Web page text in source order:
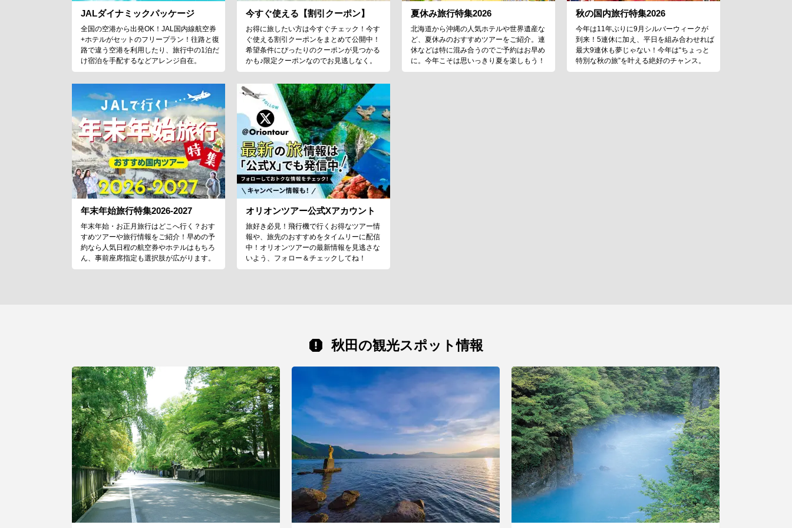
JALダイナミックパッケージ
全国の空港から出発OK！JAL国内線航空券
+ホテルがセットのフリープラン！往路と復
路で違う空港を利用したり、旅行中の1泊だ
け宿泊を手配するなどアレンジ自在。
今すぐ使える【割引クーポン】
お得に旅したい方は今すぐチェック！今す
ぐ使える割引クーポンをまとめて公開中！
希望条件にぴったりのクーポンが見つかる
かも♪限定クーポンなのでお見逃しなく。
夏休み旅行特集2026
北海道から沖縄の人気ホテルや世界遺産な
ど、夏休みのおすすめツアーをご紹介。連
休などは特に混み合うのでご予約はお早め
に。今年こそは思いっきり夏を楽しもう！
秋の国内旅行特集2026
今年は11年ぶりに9月シルバーウィークが
到来！5連休に加え、平日を組み合わせれば
最大9連休も夢じゃない！今年は“ちょっと
特別な秋の旅”を叶える絶好のチャンス。
年末年始旅行特集2026-2027
年末年始・お正月旅行はどこへ行く？おす
すめツアーや旅行情報をご紹介！早めの予
約なら人気日程の航空券やホテルはもちろ
ん、事前座席指定も選択肢が広がります。
オリオンツアー公式Xアカウント
旅好き必見！飛行機で行くお得なツアー情
報や、旅先のおすすめをタイムリーに配信
中！オリオンツアーの最新情報を見逃さな
いよう、フォロー＆チェックしてね！
秋田の観光スポット情報